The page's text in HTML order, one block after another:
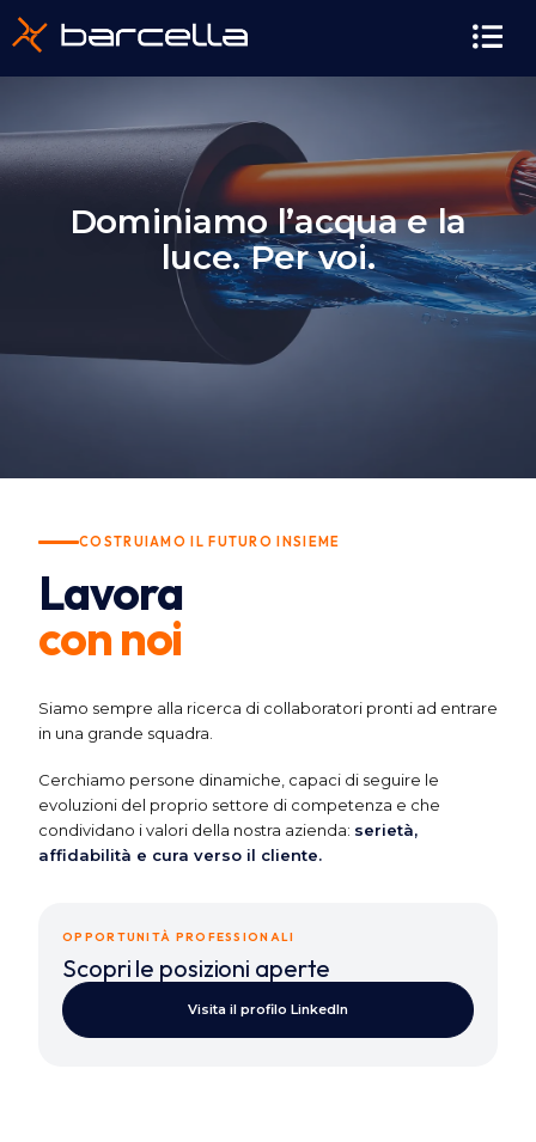
contenuto
Dominiamo l’acqua e la
luce. Per voi.
COSTRUIAMO IL FUTURO INSIEME
Lavora
con noi
Siamo sempre alla ricerca di collaboratori pronti ad entrare
in una grande squadra.
Cerchiamo persone dinamiche, capaci di seguire le
evoluzioni del proprio settore di competenza e che
condividano i valori della nostra azienda: serietà,
affidabilità e cura verso il cliente.
OPPORTUNITÀ PROFESSIONALI
Scopri le posizioni aperte
Visita il profilo LinkedIn